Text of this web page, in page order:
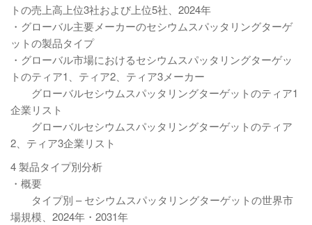
トの売上高上位3社および上位5社、2024年
・グローバル主要メーカーのセシウムスパッタリングターゲ
ットの製品タイプ
・グローバル市場におけるセシウムスパッタリングターゲッ
トのティア1、ティア2、ティア3メーカー
グローバルセシウムスパッタリングターゲットのティア1
企業リスト
グローバルセシウムスパッタリングターゲットのティア
2、ティア3企業リスト
4 製品タイプ別分析
・概要
タイプ別 – セシウムスパッタリングターゲットの世界市
場規模、2024年・2031年